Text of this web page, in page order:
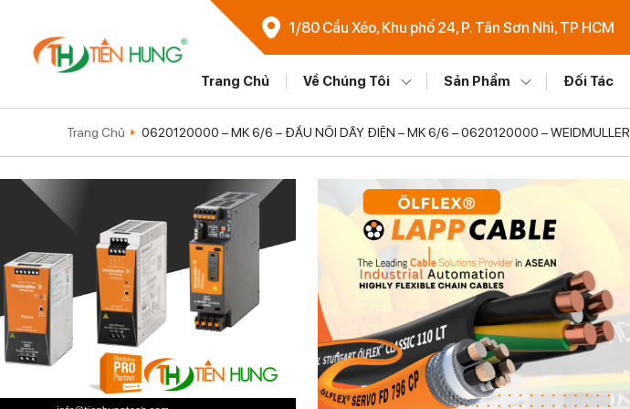
1/80 Cầu Xéo, Khu phố 24, P. Tân Sơn Nhì, TP HCM
Trang Chủ Về Chúng Tôi Sản Phẩm Đối Tác
Trang Chủ 0620120000 – MK 6/6 – ĐẦU NỐI DÂY ĐIỆN – MK 6/6 – 0620120000 – WEIDMULLER